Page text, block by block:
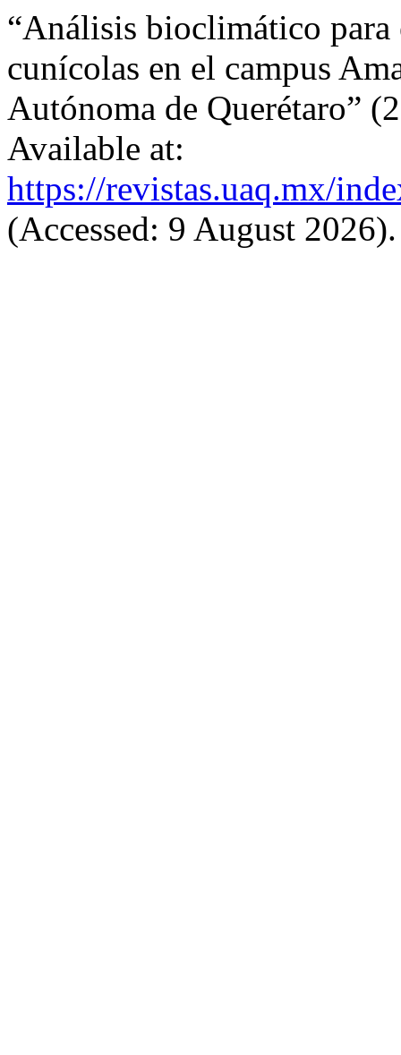
“Análisis bioclimático para
cunícolas en el campus
Autónoma de Querétaro”
Available at:
https://revistas.uaq.mx/
(Accessed: 9 August 2026).